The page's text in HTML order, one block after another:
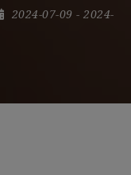
2024-07-09 - 2024-